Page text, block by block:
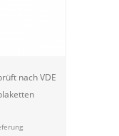
nach VDE